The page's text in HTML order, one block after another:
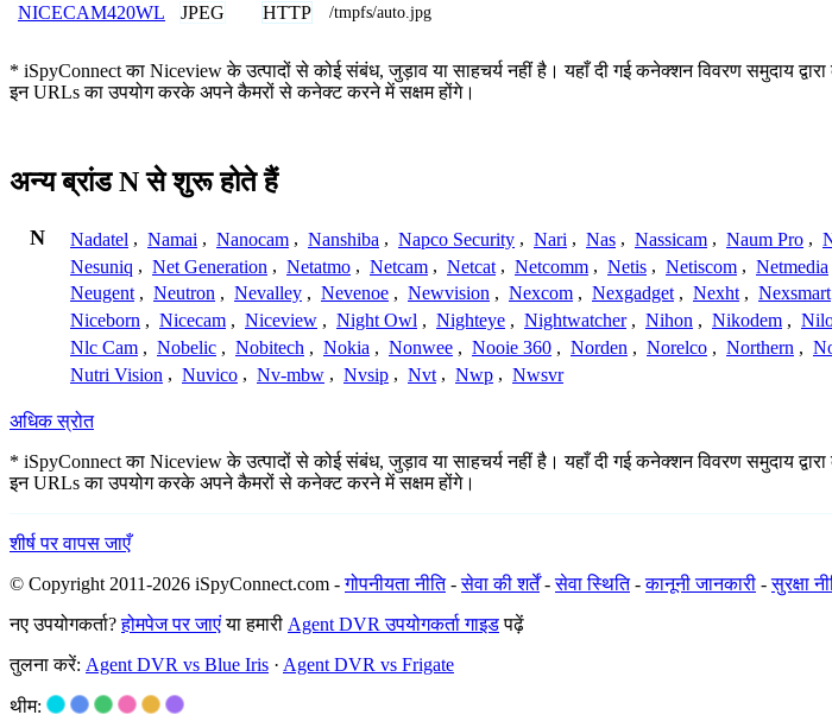
NICECAM420WL JPEG HTTP /tmpfs/auto.jpg
* iSpyConnect का Niceview के उत्पादों से कोई संबंध, जुड़ाव या साहचर्य नहीं है। यहाँ दी गई कनेक्शन विवरण समुदाय
इन URLs का उपयोग करके अपने कैमरों से कनेक्ट करने में सक्षम होंगे।
अन्य ब्रांड N से शुरू होते हैं
N Nadatel , Namai , Nanocam , Nanshiba , Napco Security , Nari , Nas , Nassicam , Naum Pro ,
Nesuniq , Net Generation , Netatmo , Netcam , Netcat , Netcomm , Netis , Netiscom , Netmedia
Neugent , Neutron , Nevalley , Nevenoe , Newvision , Nexcom , Nexgadget , Nexht , Nexsmart
Niceborn , Nicecam , Niceview , Night Owl , Nighteye , Nightwatcher , Nihon , Nikodem ,
Nlc Cam , Nobelic , Nobitech , Nokia , Nonwee , Nooie 360 , Norden , Norelco , Northern ,
Nutri Vision , Nuvico , Nv-mbw , Nvsip , Nvt , Nwp , Nwsvr
अधिक स्रोत
* iSpyConnect का Niceview के उत्पादों से कोई संबंध, जुड़ाव या साहचर्य नहीं है। यहाँ दी गई कनेक्शन विवरण समुदाय
इन URLs का उपयोग करके अपने कैमरों से कनेक्ट करने में सक्षम होंगे।
शीर्ष पर वापस जाएँ
© Copyright 2011-2026 iSpyConnect.com -गोपनीयता नीति-सेवा की शर्तें-सेवा स्थिति-कानूनी जानकारी -सुरक्षा
नए उपयोगकर्ता?होमपेज पर जाएंया हमारी Agent DVR उपयोगकर्ता गाइडपढ़ें
तुलना करें: Agent DVR vs Blue Iris · Agent DVR vs Frigate
थीम: